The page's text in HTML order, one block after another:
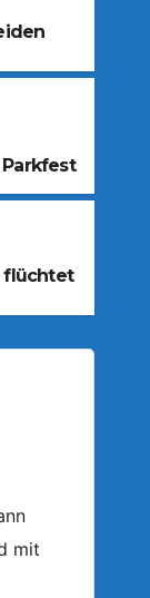
flüchtet
mit